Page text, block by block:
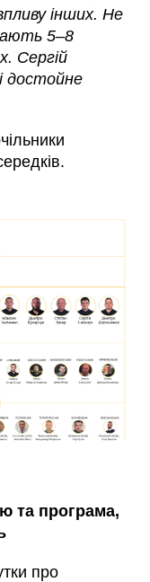
інших. Не
5–8
Сергій
достойне
та програма,
про